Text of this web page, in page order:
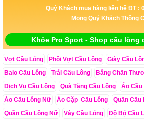
Quý Khách mua hàng liên hệ ĐT :
Mong Quý Khách Thông
Khỏe Pro Sport - Shop cầu lông
Vợt Cầu Lông Phôi Vợt Cầu Lông Giày Cầu
Balo Cầu Lông
Trái Cầu Lông Băng Chấn
Dịch Vụ Cầu Lông
Quà Tặng Cầu Lông
Áo Cầu
Áo Cầu Lông Nữ
Áo Cặp Cầu Lông
Quần Cầu
Quần Cầu Lông Nữ
Váy Cầu Lông Độ Bộ Cầu